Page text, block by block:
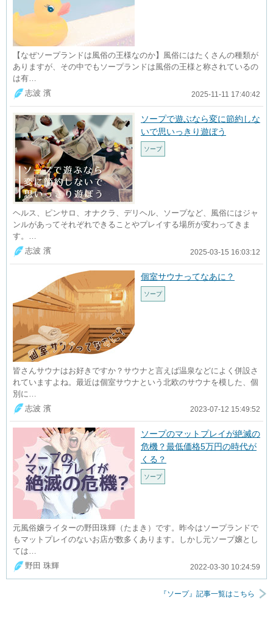
【なぜソープランドは風俗の王様なのか】風俗にはたくさんの種類が
ありますが、その中でもソープランドは風俗の王様と称されているの
は有…
志波 濱
2025-11-11 17:40:42
ソープで遊ぶなら変に節約しな
いで思いっきり遊ぼう
ソープ
ヘルス、ピンサロ、オナクラ、デリヘル、ソープなど、風俗にはジャ
ンルがあってそれぞれできることやプレイする場所が変わってきま
す。…
志波 濱
2025-03-15 16:03:12
個室サウナってなあに？
ソープ
皆さんサウナはお好きですか？サウナと言えば温泉などによく併設さ
れていますよね。最近は個室サウナという北欧のサウナを模した、個
別に…
志波 濱
2023-07-12 15:49:52
ソープのマットプレイが絶滅の
危機？最低価格5万円の時代が
くる？
ソープ
元風俗嬢ライターの野田珠輝（たまき）です。昨今はソープランドで
もマットプレイのないお店が数多くあります。しかし元ソープ嬢とし
ては…
野田 珠輝
2022-03-30 10:24:59
『ソープ』記事一覧はこちら